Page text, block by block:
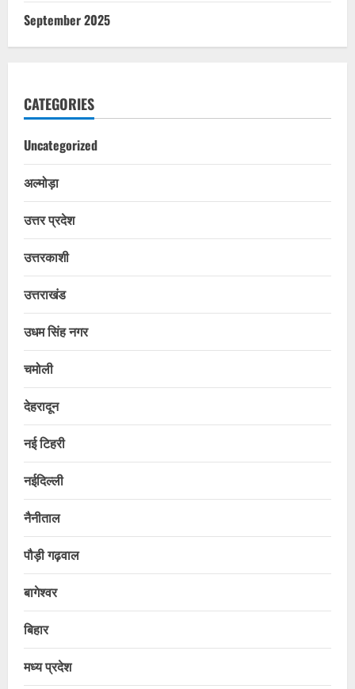
September 2025
CATEGORIES
Uncategorized
अल्मोड़ा
उत्तर प्रदेश
उत्तरकाशी
उत्तराखंड
उधम सिंह नगर
चमोली
देहरादून
नई टिहरी
नईदिल्ली
नैनीताल
पौड़ी गढ़वाल
बागेश्वर
बिहार
मध्य प्रदेश